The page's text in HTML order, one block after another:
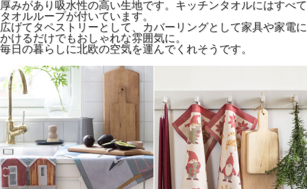
厚みがあり吸水性の高い生地です。キッチンタオルにはすべて
タオルループが付いています。
広げてタペストリーとして、カバーリングとして家具や家電に
かけるだけでもおしゃれな雰囲気に。
毎日の暮らしに北欧の空気を運んでくれそうです。